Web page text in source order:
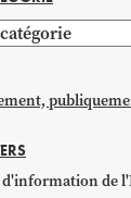
d'information de